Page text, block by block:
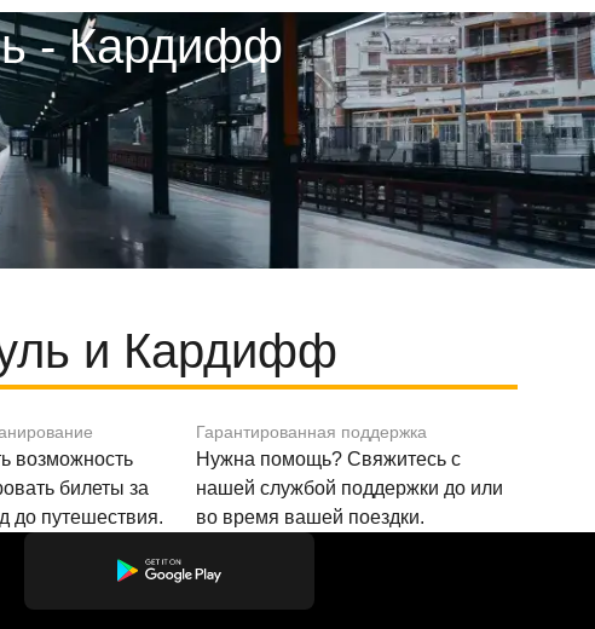
- Кардифф
и Кардифф
возможность
билеты за
до путешествия.
Гарантированная поддержка
Нужна помощь? Свяжитесь с
нашей службой поддержки до или
во время вашей поездки.